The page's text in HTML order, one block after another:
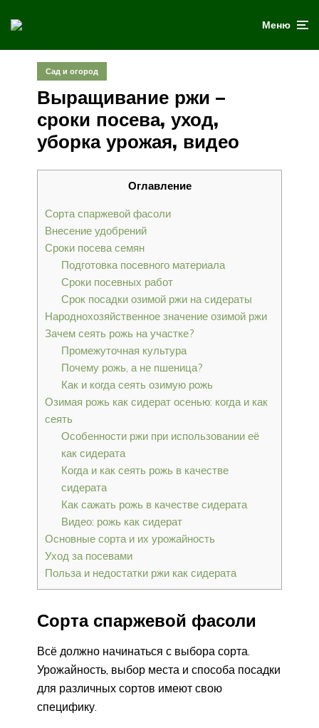
Меню
Сад и огород
Выращивание ржи –
сроки посева, уход,
уборка урожая, видео
Оглавление
Сорта спаржевой фасоли
Внесение удобрений
Сроки посева семян
Подготовка посевного материала
Сроки посевных работ
Срок посадки озимой ржи на сидераты
Народнохозяйственное значение озимой ржи
Зачем сеять рожь на участке?
Промежуточная культура
Почему рожь, а не пшеница?
Как и когда сеять озимую рожь
Озимая рожь как сидерат осенью: когда и как
сеять
Особенности ржи при использовании её
как сидерата
Когда и как сеять рожь в качестве
сидерата
Как сажать рожь в качестве сидерата
Видео: рожь как сидерат
Основные сорта и их урожайность
Уход за посевами
Польза и недостатки ржи как сидерата
Сорта спаржевой фасоли
Всё должно начинаться с выбора сорта.
Урожайность, выбор места и способа посадки
для различных сортов имеют свою
специфику.